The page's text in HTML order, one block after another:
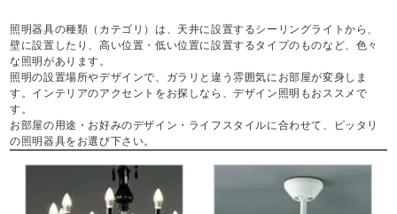
照明器具の種類（カテゴリ）は、天井に設置するシーリングライトから、
壁に設置したり、高い位置・低い位置に設置するタイプのものなど、色々
な照明があります。
照明の設置場所やデザインで、ガラリと違う雰囲気にお部屋が変身しま
す。インテリアのアクセントをお探しなら、デザイン照明もおススメで
す。
お部屋の用途・お好みのデザイン・ライフスタイルに合わせて、ピッタリ
の照明器具をお選び下さい。